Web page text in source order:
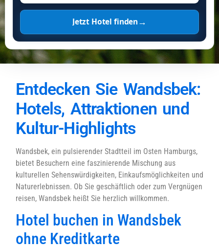
Jetzt Hotel finden→
Entdecken Sie Wandsbek:
Hotels, Attraktionen und
Kultur-Highlights
Wandsbek, ein pulsierender Stadtteil im Osten Hamburgs,
bietet Besuchern eine faszinierende Mischung aus
kulturellen Sehenswürdigkeiten, Einkaufsmöglichkeiten und
Naturerlebnissen. Ob Sie geschäftlich oder zum Vergnügen
reisen, Wandsbek heißt Sie herzlich willkommen.
Hotel buchen in Wandsbek
ohne Kreditkarte